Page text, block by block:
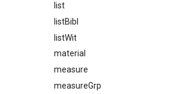
list
listBibl
listWit
material
measure
measureGrp